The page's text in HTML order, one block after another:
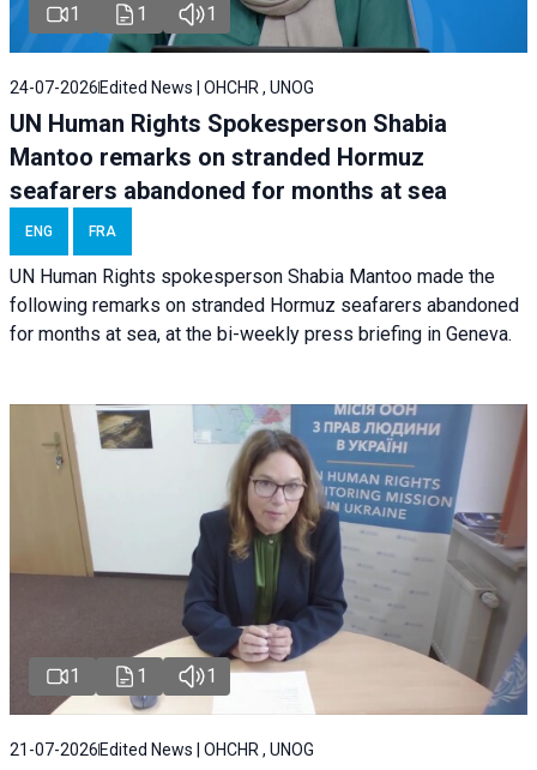
1 1 1
24-07-2026 Edited News | OHCHR , UNOG
UN Human Rights Spokesperson Shabia
Mantoo remarks on stranded Hormuz
seafarers abandoned for months at sea
ENG FRA
UN Human Rights spokesperson Shabia Mantoo made the
following remarks on stranded Hormuz seafarers abandoned
for months at sea, at the bi-weekly press briefing in Geneva.
1 1 1
21-07-2026 Edited News | OHCHR , UNOG